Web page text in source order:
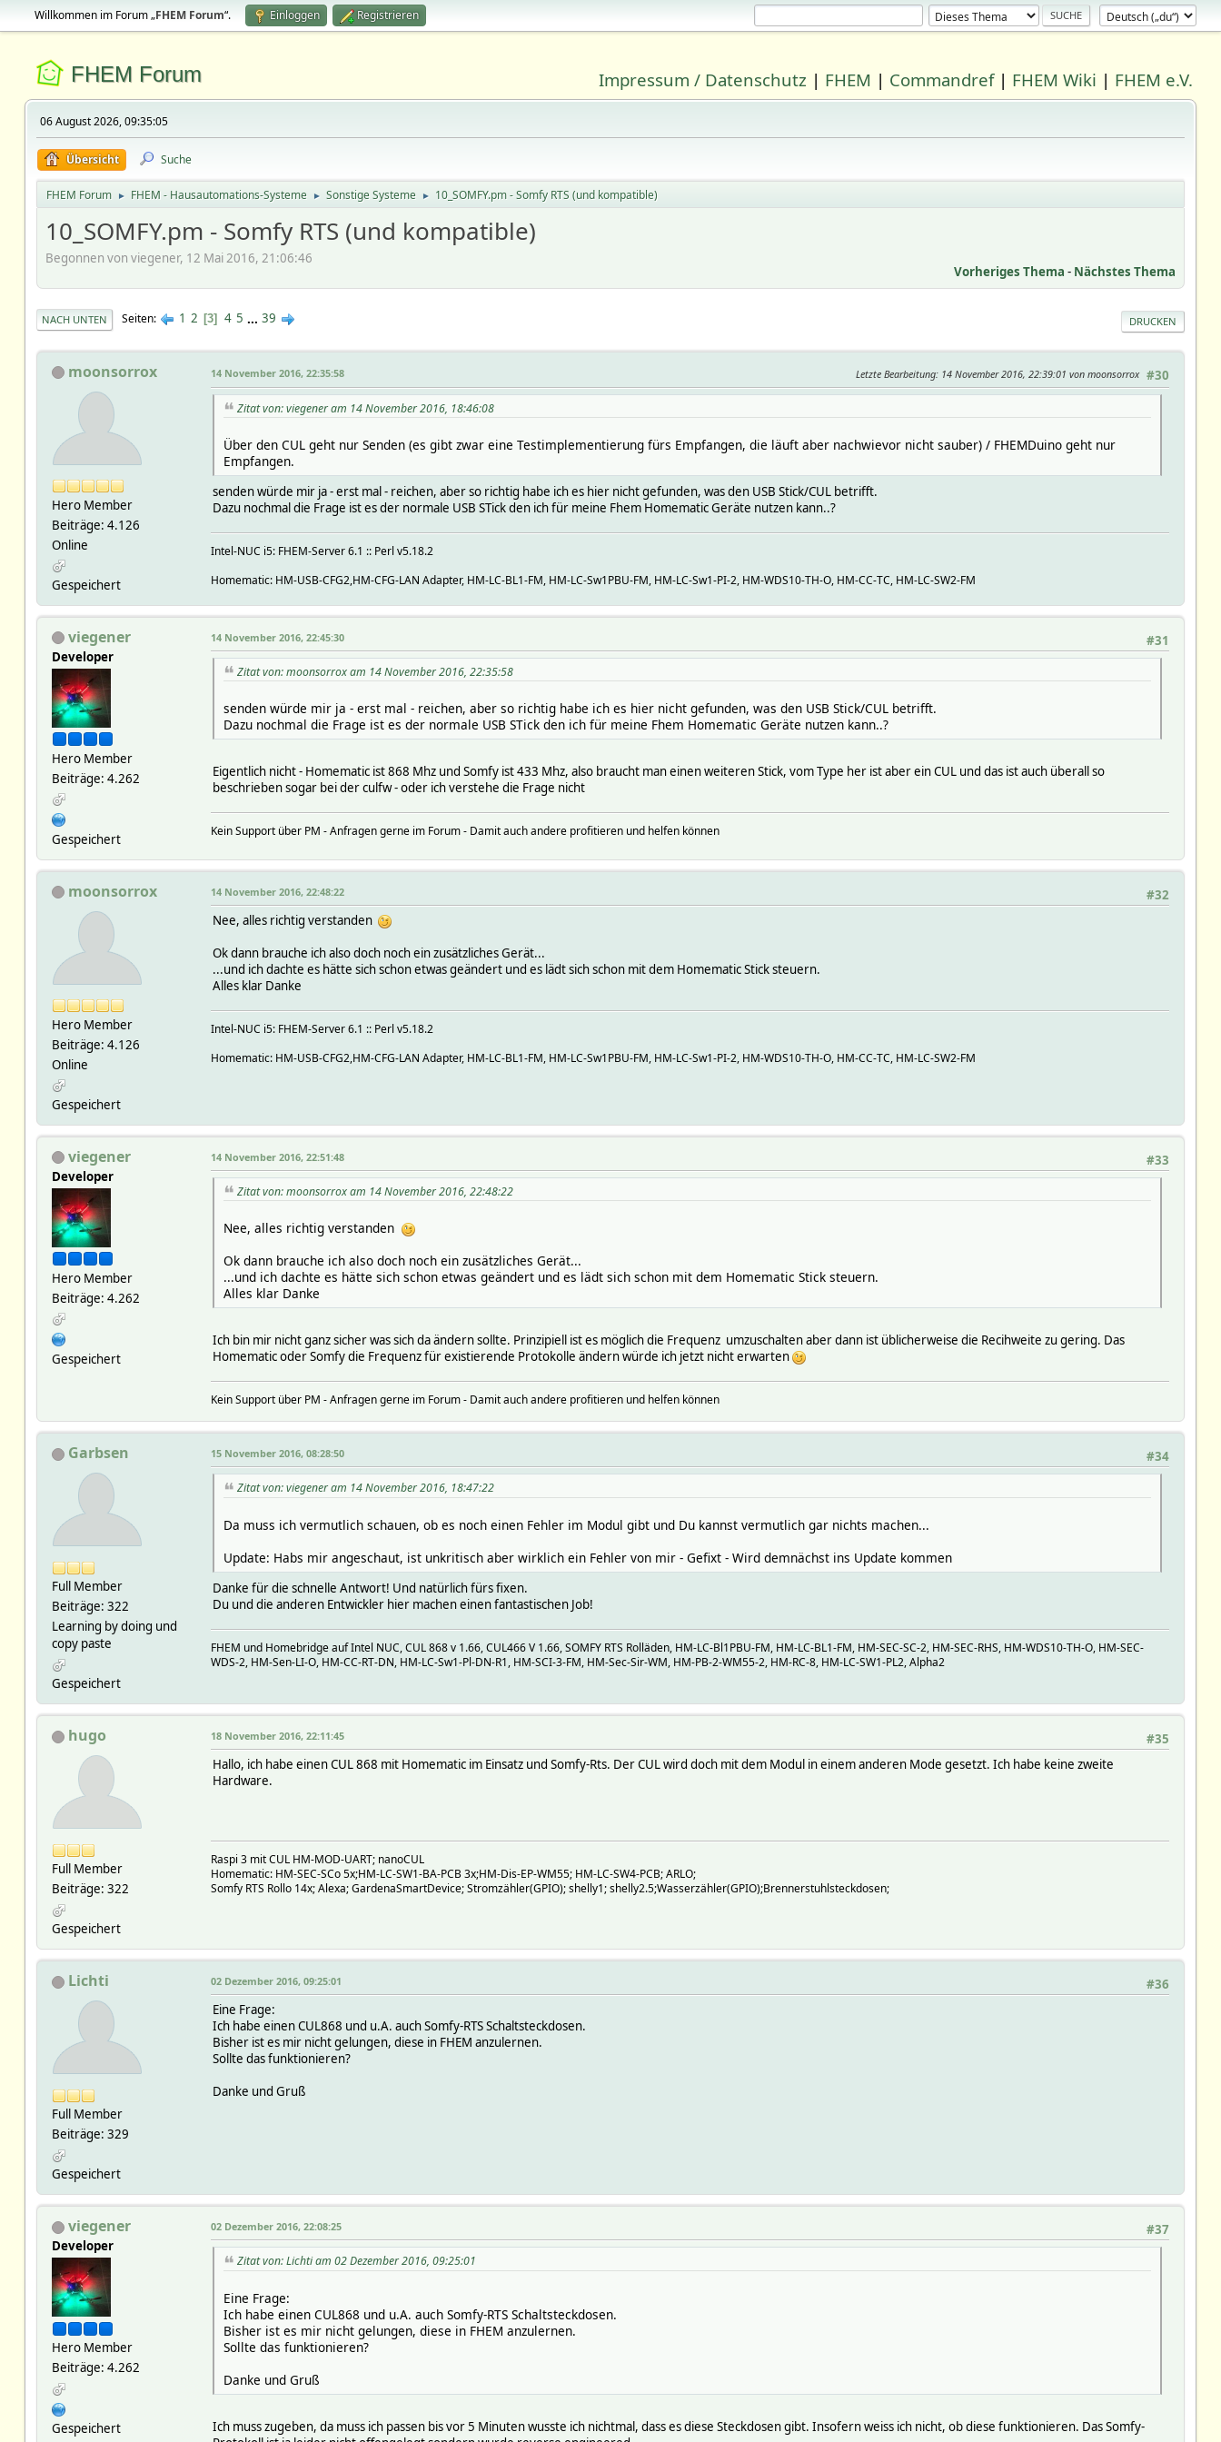
Willkommen im Forum „FHEM Forum“. Einloggen Registrieren
FHEM Forum Impressum / Datenschutz | FHEM | Commandref| FHEM Wiki | FHEM e.V.
06 August 2026, 09:35:05
Übersicht Suche
FHEM Forum ► FHEM - Hausautomations-Systeme ► Sonstige Systeme ► 10_SOMFY.pm - Somfy RTS (und kompatible)
10_SOMFY.pm - Somfy RTS (und kompatible)
Begonnen von viegener, 12 Mai 2016, 21:06:46
Vorheriges Thema - Nächstes Thema
DRUCKEN
NACH UNTEN Seiten 1 2 3 4 5 ... 39
moonsorrox
Hero Member
Beiträge: 4.126
Online
Gespeichert
#30
14 November 2016, 22:35:58 Letzte Bearbeitung: 14 November 2016, 22:39:01 von moonsorrox
Zitat von: viegener am 14 November 2016, 18:46:08
Über den CUL geht nur Senden (es gibt zwar eine Testimplementierung fürs Empfangen, die läuft aber nachwievor nicht sauber) / FHEMDuino geht nur
Empfangen.
senden würde mir ja - erst mal - reichen, aber so richtig habe ich es hier nicht gefunden, was den USB Stick/CUL betrifft.
Dazu nochmal die Frage ist es der normale USB STick den ich für meine Fhem Homematic Geräte nutzen kann..?
Intel-NUC i5: FHEM-Server 6.1 :: Perl v5.18.2
Homematic: HM-USB-CFG2,HM-CFG-LAN Adapter, HM-LC-BL1-FM, HM-LC-Sw1PBU-FM, HM-LC-Sw1-PI-2, HM-WDS10-TH-O, HM-CC-TC, HM-LC-SW2-FM
viegener
Developer
Hero Member
Beiträge: 4.262
Gespeichert
#31
14 November 2016, 22:45:30
Zitat von: moonsorrox am 14 November 2016, 22:35:58
senden würde mir ja - erst mal - reichen, aber so richtig habe ich es hier nicht gefunden, was den USB Stick/CUL betrifft.
Dazu nochmal die Frage ist es der normale USB STick den ich für meine Fhem Homematic Geräte nutzen kann..?
Eigentlich nicht - Homematic ist 868 Mhz und Somfy ist 433 Mhz, also braucht man einen weiteren Stick, vom Type her ist aber ein CUL und das ist auch überall so
beschrieben sogar bei der culfw - oder ich verstehe die Frage nicht
Kein Support über PM - Anfragen gerne im Forum - Damit auch andere profitieren und helfen können
moonsorrox
Hero Member
Beiträge: 4.126
Online
Gespeichert
#32
14 November 2016, 22:48:22
Nee, alles richtig verstanden
Ok dann brauche ich also doch noch ein zusätzliches Gerät...
...und ich dachte es hätte sich schon etwas geändert und es lädt sich schon mit dem Homematic Stick steuern.
Alles klar Danke
Intel-NUC i5: FHEM-Server 6.1 :: Perl v5.18.2
Homematic: HM-USB-CFG2,HM-CFG-LAN Adapter, HM-LC-BL1-FM, HM-LC-Sw1PBU-FM, HM-LC-Sw1-PI-2, HM-WDS10-TH-O, HM-CC-TC, HM-LC-SW2-FM
viegener
Developer
Hero Member
Beiträge: 4.262
Gespeichert
#33
14 November 2016, 22:51:48
Zitat von: moonsorrox am 14 November 2016, 22:48:22
Nee, alles richtig verstanden
Ok dann brauche ich also doch noch ein zusätzliches Gerät...
...und ich dachte es hätte sich schon etwas geändert und es lädt sich schon mit dem Homematic Stick steuern.
Alles klar Danke
Ich bin mir nicht ganz sicher was sich da ändern sollte. Prinzipiell ist es möglich die Frequenz umzuschalten aber dann ist üblicherweise die Recihweite zu gering. Das
Homematic oder Somfy die Frequenz für existierende Protokolle ändern würde ich jetzt nicht erwarten
Kein Support über PM - Anfragen gerne im Forum - Damit auch andere profitieren und helfen können
Garbsen
Full Member
Beiträge: 322
Learning by doing und
copy paste
Gespeichert
#34
15 November 2016, 08:28:50
Zitat von: viegener am 14 November 2016, 18:47:22
Da muss ich vermutlich schauen, ob es noch einen Fehler im Modul gibt und Du kannst vermutlich gar nichts machen...
Update: Habs mir angeschaut, ist unkritisch aber wirklich ein Fehler von mir - Gefixt - Wird demnächst ins Update kommen
Danke für die schnelle Antwort! Und natürlich fürs fixen.
Du und die anderen Entwickler hier machen einen fantastischen Job!
FHEM und Homebridge auf Intel NUC, CUL 868 v 1.66, CUL466 V 1.66, SOMFY RTS Rolläden, HM-LC-Bl1PBU-FM, HM-LC-BL1-FM, HM-SEC-SC-2, HM-SEC-RHS, HM-WDS10-TH-O, HM-SEC-
WDS-2, HM-Sen-LI-O, HM-CC-RT-DN, HM-LC-Sw1-Pl-DN-R1, HM-SCI-3-FM, HM-Sec-Sir-WM, HM-PB-2-WM55-2, HM-RC-8, HM-LC-SW1-PL2, Alpha2
hugo
Full Member
Beiträge: 322
Gespeichert
#35
18 November 2016, 22:11:45
Hallo, ich habe einen CUL 868 mit Homematic im Einsatz und Somfy-Rts. Der CUL wird doch mit dem Modul in einem anderen Mode gesetzt. Ich habe keine zweite
Hardware.
Raspi 3 mit CUL HM-MOD-UART; nanoCUL
Homematic: HM-SEC-SCo 5x;HM-LC-SW1-BA-PCB 3x;HM-Dis-EP-WM55; HM-LC-SW4-PCB; ARLO;
Somfy RTS Rollo 14x; Alexa; GardenaSmartDevice; Stromzähler(GPIO); shelly1; shelly2.5;Wasserzähler(GPIO);Brennerstuhlsteckdosen;
Lichti
Full Member
Beiträge: 329
Gespeichert
#36
02 Dezember 2016, 09:25:01
Eine Frage:
Ich habe einen CUL868 und u.A. auch Somfy-RTS Schaltsteckdosen.
Bisher ist es mir nicht gelungen, diese in FHEM anzulernen.
Sollte das funktionieren?
Danke und Gruß
viegener
Developer
Hero Member
Beiträge: 4.262
Gespeichert
#37
02 Dezember 2016, 22:08:25
Zitat von: Lichti am 02 Dezember 2016, 09:25:01
Eine Frage:
Ich habe einen CUL868 und u.A. auch Somfy-RTS Schaltsteckdosen.
Bisher ist es mir nicht gelungen, diese in FHEM anzulernen.
Sollte das funktionieren?
Danke und Gruß
Ich muss zugeben, da muss ich passen bis vor 5 Minuten wusste ich nichtmal, dass es diese Steckdosen gibt. Insofern weiss ich nicht, ob diese funktionieren. Das Somfy-